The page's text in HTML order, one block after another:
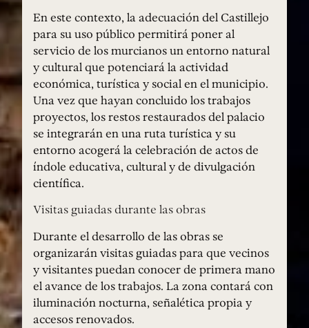
En este contexto, la adecuación del Castillejo
para su uso público permitirá poner al
servicio de los murcianos un entorno natural
y cultural que potenciará la actividad
económica, turística y social en el municipio.
Una vez que hayan concluido los trabajos
proyectos, los restos restaurados del palacio
se integrarán en una ruta turística y su
entorno acogerá la celebración de actos de
índole educativa, cultural y de divulgación
científica.
Visitas guiadas durante las obras
Durante el desarrollo de las obras se
organizarán visitas guiadas para que vecinos
y visitantes puedan conocer de primera mano
el avance de los trabajos. La zona contará con
iluminación nocturna, señalética propia y
accesos renovados.